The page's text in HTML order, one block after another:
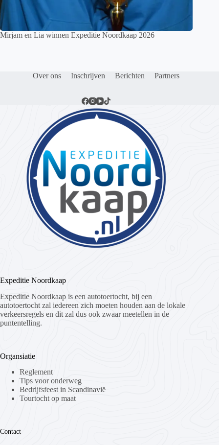
Mirjam en Lia winnen Expeditie Noordkaap 2026
Over ons Inschrijven Berichten Partners
Expeditie Noordkaap
Expeditie Noordkaap is een autotoertocht, bij een
autotoertocht zal iedereen zich moeten houden aan de lokale
verkeersregels en dit zal dus ook zwaar meetellen in de
puntentelling.
Organsiatie
Reglement
Tips voor onderweg
Bedrijfsfeest in Scandinavië
Tourtocht op maat
Contact